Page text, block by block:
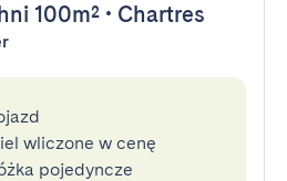
100m² • Chartres
wliczone w cenę
pojedyncze